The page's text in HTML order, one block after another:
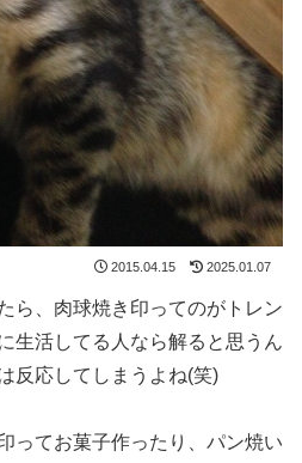
2015.04.15 2025.01.07
ら、肉球焼き印ってのがトレン
生活してる人なら解ると思うん
反応してしまうよね(笑)
ってお菓子作ったり、パン焼い